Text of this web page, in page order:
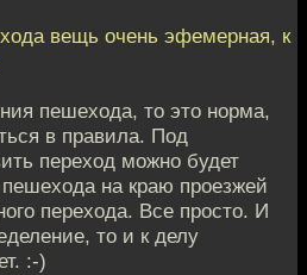
вещь очень эфемерная, к
пешехода, то это норма,
в правила. Под
переход можно будет
на краю проезжей
перехода. Все просто. И
то и к делу
:-)